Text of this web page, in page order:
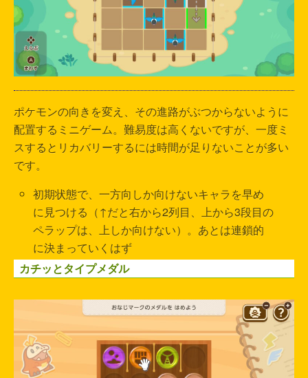
ポケモンの向きを変え、その進路がぶつからないように
配置するミニゲーム。難易度は高くないですが、一度ミ
スするとリカバリーするには時間が足りないことが多い
です。
初期状態で、一方向しか向けないキャラを早め
に見つける（↑だと右から2列目、上から3段目の
ペラップは、上しか向けない）。あとは連鎖的
に決まっていくはず
カチッとタイプメダル